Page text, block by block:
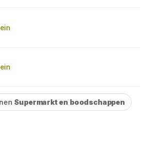
Supermarkt en boodschappen